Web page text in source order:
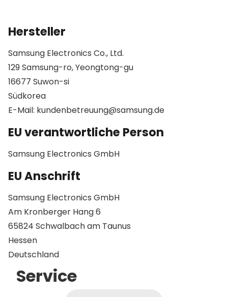
Hersteller
Samsung Electronics Co., Ltd.
129 Samsung-ro, Yeongtong-gu
16677 Suwon-si
Südkorea
E-Mail: kundenbetreuung@samsung.de
EU verantwortliche Person
Samsung Electronics GmbH
EU Anschrift
Samsung Electronics GmbH
Am Kronberger Hang 6
65824 Schwalbach am Taunus
Hessen
Deutschland
Service